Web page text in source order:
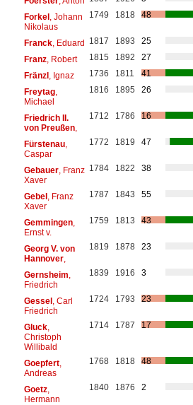
Forkel, Johann
Nikolaus
1749 1818 48
Franck, Eduard 1817 1893
25
Franz, Robert 1815 1892
27
Fränzl, Ignaz 1736 1811
41
Freytag,
Michael
1816 1895 26
Friedrich II.
von Preußen,
1712 1786 16
Fürstenau,
Caspar
1772 1819 47
Gebauer, Franz
Xaver
1784 1822 38
Gebel, Franz
Xaver
1787 1843 55
Gemmingen,
Ernst v.
1759 1813 43
Georg V. von
Hannover,
1819 1878 23
Gernsheim
Friedrich
1839 1916 3
Gessel, Carl
Friedrich
1724 1793 23
Gluck,
Christoph
Willibald
1714 1787 17
Goepfert,
Andreas
1768 1818 48
Goetz,
Hermann
1840 1876 2